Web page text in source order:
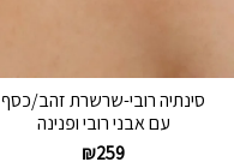
סינתיה רובי-שרשרת זהב/כסף
עם אבני רובי ופנינה
₪259